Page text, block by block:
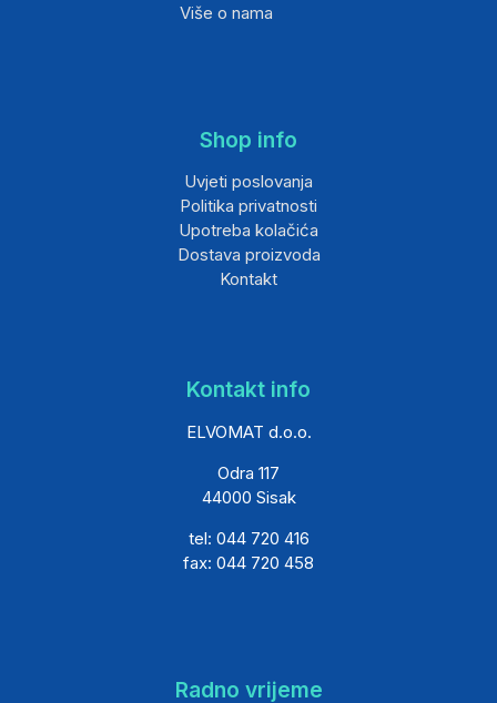
Više o nama
Shop info
Uvjeti poslovanja
Politika privatnosti
Upotreba kolačića
Dostava proizvoda
Kontakt
Kontakt info
ELVOMAT d.o.o.
Odra 117
44000 Sisak
tel: 044 720 416
fax: 044 720 458
Radno vrijeme